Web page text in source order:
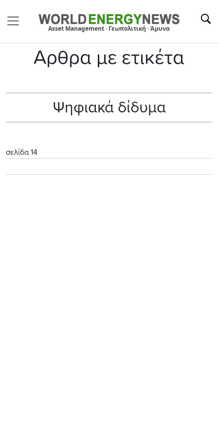
Asset Management · Γεωπολιτική · Άμυνα
Αρθρα με ετικέτα
Ψηφιακά δίδυμα
σελίδα 14